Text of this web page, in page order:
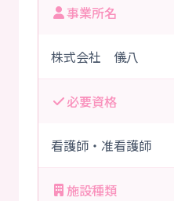
事業所名
株式会社 儀八
必要資格
看護師・准看護師
施設種類